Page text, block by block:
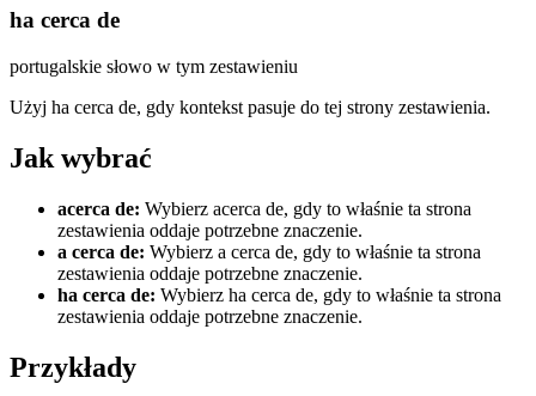
ha cerca de
portugalskie słowo w tym zestawieniu
Użyj ha cerca de, gdy kontekst pasuje do tej strony zestawienia.
Jak wybrać
acerca de: Wybierz acerca de, gdy to właśnie ta strona
zestawienia oddaje potrzebne znaczenie.
a cerca de: Wybierz a cerca de, gdy to właśnie ta strona
zestawienia oddaje potrzebne znaczenie.
ha cerca de: Wybierz ha cerca de, gdy to właśnie ta strona
zestawienia oddaje potrzebne znaczenie.
Przykłady